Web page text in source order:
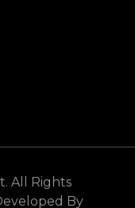
. All Rights
By